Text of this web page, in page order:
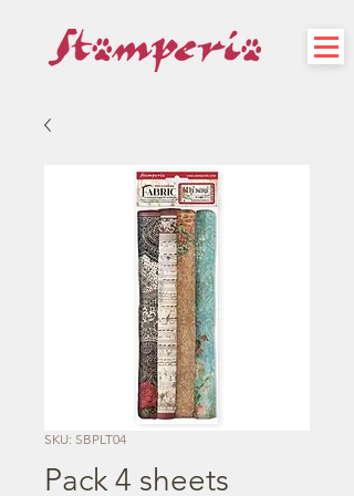
SKU: SBPLT04
Pack 4 sheets